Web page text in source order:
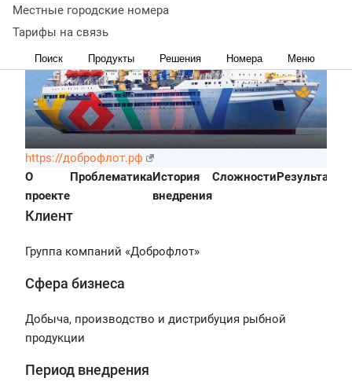
Местные городские номера
Тарифы на связь
Поиск Продукты Решения Номера Меню
https://доброфлот.рф
О
проекте
ПроблематикаИстория
внедрения
СложностиРезультаты
Клиент
Группа компаний «Доброфлот»
Сфера бизнеса
Добыча, производство и дистрибуция рыбной
продукции
Период внедрения